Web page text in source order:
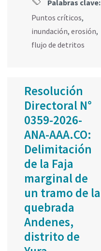
Palabras clave:
Puntos críticos,
inundación, erosión,
flujo de detritos
Resolución
Directoral N°
0359-2026-
ANA-AAA.CO:
Delimitación
de la Faja
marginal de
un tramo de la
quebrada
Andenes,
distrito de